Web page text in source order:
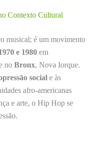
Contexto Cultural
musical; é um movimento
e 1980 em
no Bronx, Nova Iorque.
social e às
afro-americanas
e arte, o Hip Hop se